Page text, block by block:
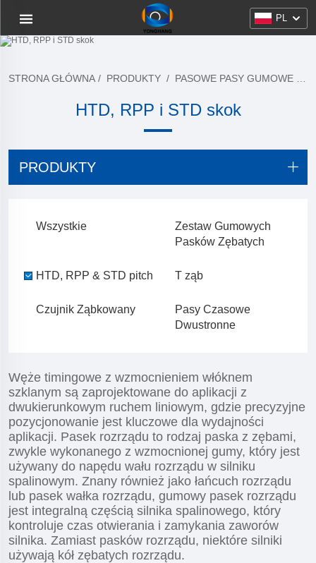
PL
STRONA GŁÓWNA / PRODUKTY / PASOWE PASY GUMOWE
HTD, RPP i STD skok
PRODUKTY
Wszystkie
Zestaw Gumowych
Pasków Zębatych
HTD, RPP & STD pitch T ząb
Czujnik Ząbkowany
Pasy Czasowe
Dwustronne
Węże timingowe z wzmocnieniem włóknem
szklanym są zaprojektowane do aplikacji z
dwukierunkowym ruchem liniowym, gdzie precyzyjne
pozycjonowanie jest kluczowe dla wydajności
aplikacji. Pasek rozrządu to rodzaj paska z zębami,
zwykle wykonanego z wzmocnionej gumy, który jest
używany do napędu wału rozrządu w silniku
spalinowym. Znany również jako łańcuch rozrządu
lub pasek wałka rozrządu, gumowy pasek rozrządu
jest integralną częścią silnika spalinowego, który
kontroluje czas otwierania i zamykania zaworów
silnika. Zamiast pasków rozrządu, niektóre silniki
używają kół zębatych rozrządu.